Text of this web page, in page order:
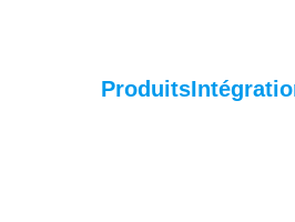
Produits